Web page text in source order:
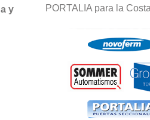
y
PORTALIA para la